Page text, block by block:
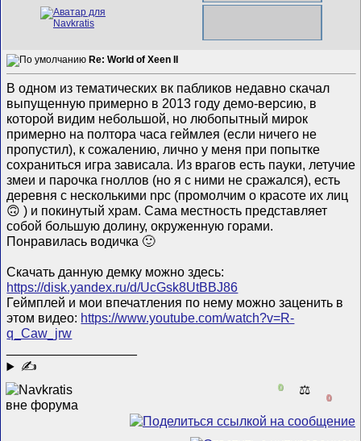
Re: World of Xeen II
В одном из тематических вк пабликов недавно скачал
выпущенную примерно в 2013 году демо-версию, в
которой видим небольшой, но любопытный мирок
примерно на полтора часа геймлея (если ничего не
пропустил), к сожалению, лично у меня при попытке
сохраниться игра зависала. Из врагов есть пауки, летучие
змеи и парочка гноллов (но я с ними не сражался), есть
деревня с несколькими npc (промолчим о красоте их лиц
🙃 ) и покинутый храм. Сама местность представляет
собой большую долину, окруженную горами.
Понравилась водичка 🙂
Скачать данную демку можно здесь:
https://disk.yandex.ru/d/UcGsk8UtBBJ86
Геймплей и мои впечатления по нему можно заценить в
этом видео: https://www.youtube.com/watch?v=R-
q_Caw_jrw
✍
0 ⚖️
0